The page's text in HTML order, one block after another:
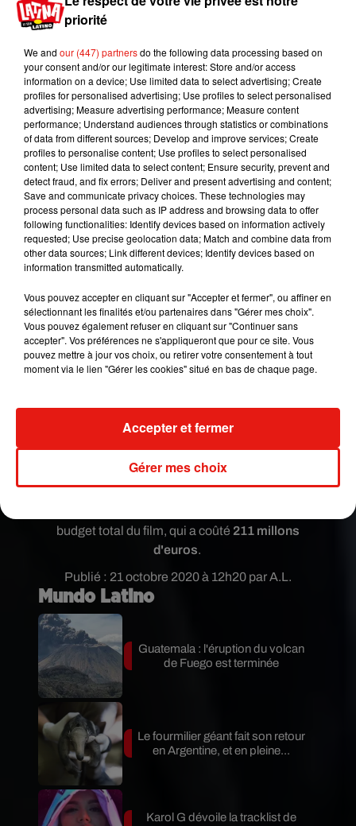
Publié : 21 octobre 2020 à 12h20 par A.L.
litres de
Coca-Cola
sur les pavés de Matera, en
Italie, afin de réaliser un saut en moto lors d'une
cascade, et ainsi obtenir un sol collant qui ne
glisse pas. On peut retrouver un aperçu du rendu
dans la bande-annonce ci-dessous, à partir de
2m05.
Cola sur des surfaces glissantes depuis très
longtemps", a-t-il raconté, affirmant que ce soda
"rend les surfaces très brillantes après qu'elles ont
budget total du film, qui a coûté 211 millons
d'euros.
Mundo Latino
Guatemala : l'éruption du volcan
de Fuego est terminée
Le fourmilier géant fait son retour
en Argentine, et en pleine...
Karol G dévoile la tracklist de
priorité
We and our (447) partnersdo the following data processing based on
your consent and/or our legitimate interest: Store and/or access
information on a device; Use limited data to select advertising; Create
profiles for personalised advertising; Use profiles to select personalised
advertising; Measure advertising performance; Measure content
performance; Understand audiences through statistics or combinations
of data from different sources; Develop and improve services; Create
profiles to personalise content; Use profiles to select personalised
content; Use limited data to select content; Ensure security, prevent and
detect fraud, and fix errors; Deliver and present advertising and content;
Save and communicate privacy choices. These technologies may
process personal data such as IP address and browsing data to offer
following functionalities: Identify devices based on information actively
requested; Use precise geolocation data; Match and combine data from
other data sources; Link different devices; Identify devices based on
information transmitted automatically.
Vous pouvez accepter en cliquant sur "Accepter et fermer", ou affiner en
sélectionnant les finalités et/ou partenaires dans "Gérer mes choix".
Vous pouvez également refuser en cliquant sur "Continuer sans
accepter". Vos préférences ne s'appliqueront que pour ce site. Vous
pouvez mettre à jour vos choix, ou retirer votre consentement à tout
moment via le lien "Gérer les cookies" situé en bas de chaque page.
Gérer mes choix
Accepter et fermer